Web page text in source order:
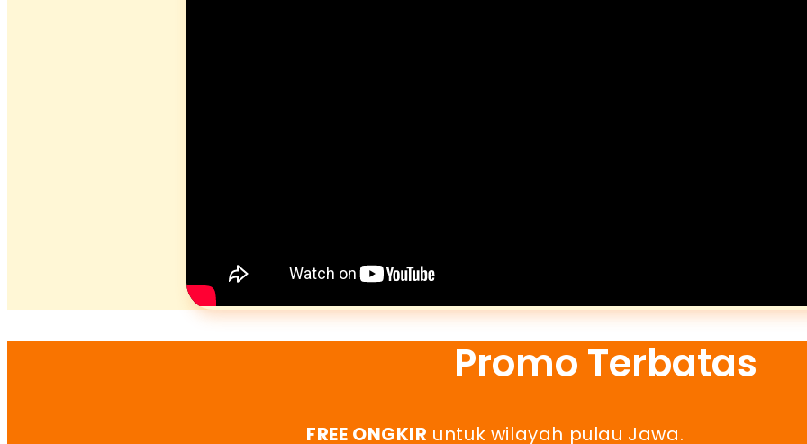
Promo Terbatas
FREE ONGKIR untuk wilayah pulau Jawa.